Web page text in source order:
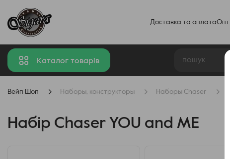
Доставка та оплатаОпт
Каталог товарів
Вейп Шоп Наборы, конструкторы Наборы Chaser
Набір Chaser YOU and ME